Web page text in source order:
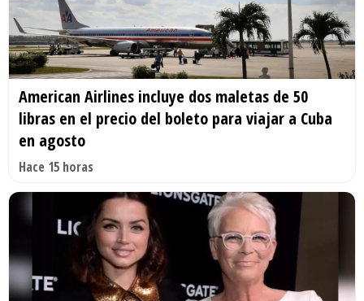
American Airlines incluye dos maletas de 50
libras en el precio del boleto para viajar a Cuba
en agosto
Hace 15 horas